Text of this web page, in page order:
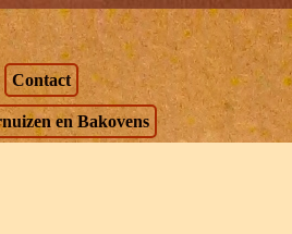
Contact
en Bakovens